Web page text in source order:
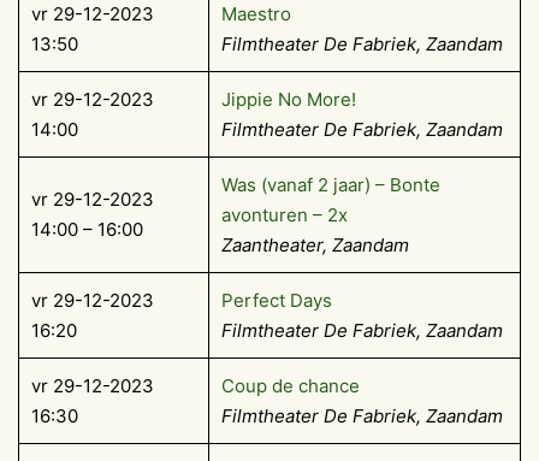
vr 29-12-2023
13:50
Maestro
Filmtheater De Fabriek, Zaandam
vr 29-12-2023
14:00
Jippie No More!
Filmtheater De Fabriek, Zaandam
vr 29-12-2023
14:00 – 16:00
Was (vanaf 2 jaar) – Bonte
avonturen – 2x
Zaantheater, Zaandam
vr 29-12-2023
16:20
Perfect Days
Filmtheater De Fabriek, Zaandam
vr 29-12-2023
16:30
Coup de chance
Filmtheater De Fabriek, Zaandam